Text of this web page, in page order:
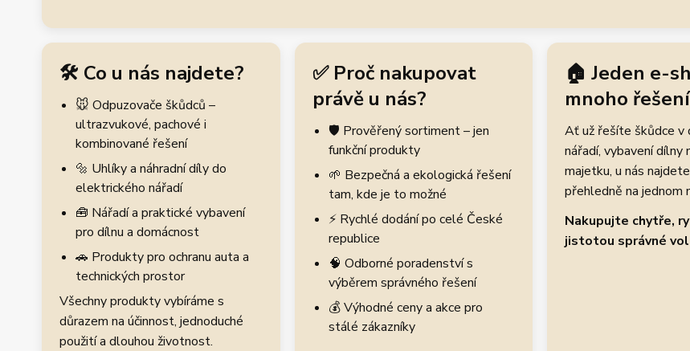
🛠️ Co u nás najdete?
🐭 Odpuzovače škůdců –
ultrazvukové, pachové i
kombinované řešení
🔩 Uhlíky a náhradní díly do
elektrického nářadí
🧰 Nářadí a praktické vybavení
pro dílnu a domácnost
🚗 Produkty pro ochranu auta a
technických prostor
Všechny produkty vybíráme s
důrazem na účinnost, jednoduché
použití a dlouhou životnost.
✅ Proč nakupovat
právě u nás?
🛡️ Prověřený sortiment – jen
funkční produkty
🌱 Bezpečná a ekologická řešení
tam, kde je to možné
⚡ Rychlé dodání po celé České
republice
🧠 Odborné poradenství s
výběrem správného řešení
💰 Výhodné ceny a akce pro
stálé zákazníky
🏠 Jeden e-
mnoho řešení
Ať už řešíte škůdce v
nářadí, vybavení dílny
majetku, u nás
přehledně na jednom
Nakupujte chytře,
jistotou správné